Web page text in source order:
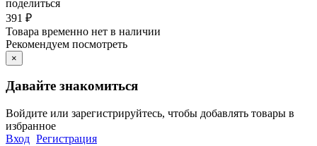
поделиться
391 ₽
Товара временно нет в наличии
Рекомендуем посмотреть
×
Давайте знакомиться
Войдите или зарегистрируйтесь, чтобы добавлять товары в
избранное
Вход Регистрация